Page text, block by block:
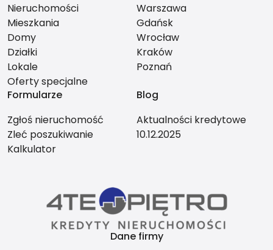
Nieruchomości
Mieszkania
Domy
Działki
Lokale
Oferty specjalne
Warszawa
Gdańsk
Wrocław
Kraków
Poznań
Formularze
Zgłoś nieruchomość
Zleć poszukiwanie
Kalkulator
Blog
Aktualności kredytowe
10.12.2025
Dane firmy